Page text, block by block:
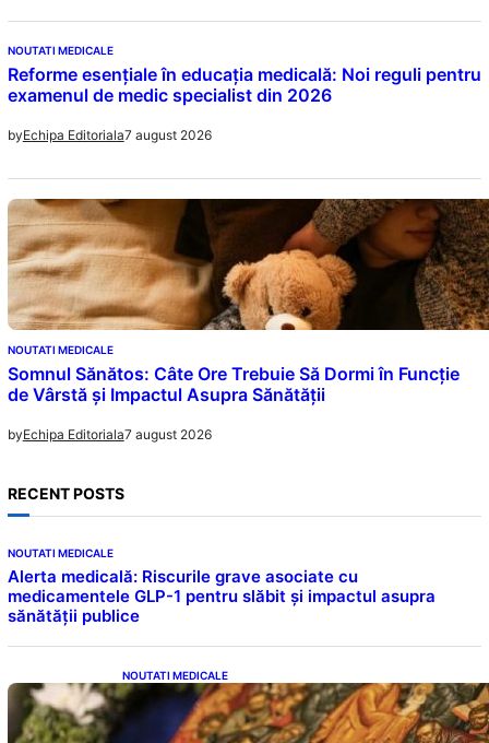
NOUTATI MEDICALE
Reforme esențiale în educația medicală: Noi reguli pentru
examenul de medic specialist din 2026
byEchipa Editoriala7 august 2026
NOUTATI MEDICALE
Somnul Sănătos: Câte Ore Trebuie Să Dormi în Funcție
de Vârstă și Impactul Asupra Sănătății
byEchipa Editoriala7 august 2026
RECENT POSTS
NOUTATI MEDICALE
Alerta medicală: Riscurile grave asociate cu
medicamentele GLP-1 pentru slăbit și impactul asupra
sănătății publice
NOUTATI MEDICALE
Postul Adormirii Maicii Domnului: Tradiții,
Superstiții și Implicații Spiritualitate în 2026